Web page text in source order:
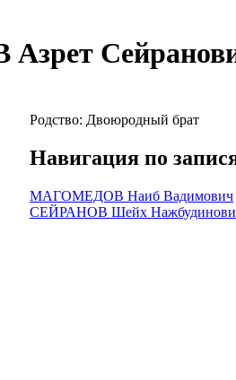
Родство: Двоюродный брат
Навигация по
МАГОМЕДОВ Наиб Вадимович
СЕЙРАНОВ Шейх